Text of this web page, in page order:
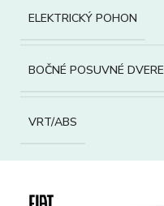
ELEKTRICKÝ POHON
BOČNÉ POSUVNÉ DVERE
VRT/ABS